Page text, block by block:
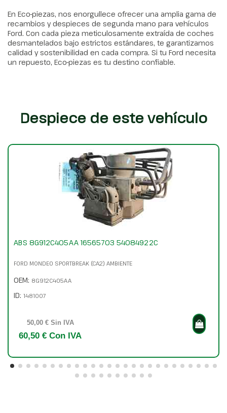
En Eco-piezas, nos enorgullece ofrecer una amplia gama de
recambios y despieces de segunda mano para vehículos
Ford. Con cada pieza meticulosamente extraída de coches
desmantelados bajo estrictos estándares, te garantizamos
calidad y sostenibilidad en cada compra. Si tu Ford necesita
un repuesto, Eco-piezas es tu destino confiable.
Despiece de este vehículo
ABS 8G912C405AA 16565703 54084922C
FORD MONDEO SPORTBREAK (CA2) AMBIENTE
OEM: 8G912C405AA
ID: 1481007
50,00 € Sin IVA
60,50 € Con IVA